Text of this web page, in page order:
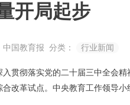
开局起步
中国教育报 分类： 行业新闻
贯彻落实党的二十届三中全会
改革试点。中央教育工作领导